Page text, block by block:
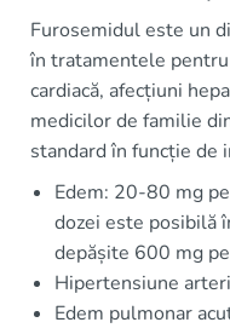
Furosemidul este un
în tratamentele
cardiacă, afecțiuni
medicilor de familie
standard în funcție de
Edem: 20-80 mg
dozei este posibilă
depășite 600 mg
Hipertensiune
Edem pulmonar